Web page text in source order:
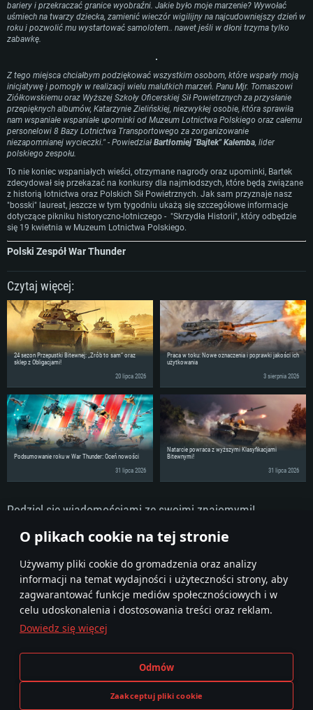
O plikach cookie na tej stronie
Używamy pliki cookie do gromadzenia oraz analizy
informacji na temat wydajności i użyteczności strony, aby
zagwarantować funkcje mediów społecznościowych i w
celu udoskonalenia i dostosowania treści oraz reklam.
Dowiedz się więcej
Odmów
Zaakceptuj pliki cookie
OS: Windows 10 (64 bit)
Procesor: Dual-Core 2.2 GHz
GeForce GTX 660. Minimalna rozdzielczość to 720p
Połączenie sieciowe: Internet szerokopasmowy
Dysk twardy: 22.1 GB (minimalny klient)
Rekomendowane
Procesor: Intel Core i5 lub Ryzen 5 3600
Pamięć: 16 GB
Karta graficzna: Karta obsługująca DirectX 11: Nvidia GeForce 1060 lub
lepsza, Radeon RX 570 lub lepsza
Połączenie sieciowe: Internet szerokopasmowy
OS: Mac OS Big Sur 11.0 lub nowszy
Procesor: Core i5, minimum 2.2GHz (Xeon nie jest wspierany)
Minimalna rozdzielczość to 720p.
Połączenie sieciowe: Internet szerokopasmowy
Dysk twardy: 22.1 GB (minimalny klient)
Rekomendowane
Procesor: Intel Core i7 (Xeon nie jest wspierany)
Pamięć: 8 GB
Karta graficzna: Radeon Vega II lub lepsza
Połączenie sieciowe: Internet szerokopasmowy
Dysk twardy: 62.2 GB (pełny klient)
OS: Ostatnie wydania 64bit Linux
Procesor: Dual-Core 2.4 GHz
miesięcy) / podobna od AMD z nowymi sterownikami (nie starsze niż 6
miesięcy) (minimalna rozdzielczość to 720p) ze wsparciem Vulkan
Połączenie sieciowe: Internet szerokopasmowy
Dysk twardy: 22.1 GB (minimalny klient)
Rekomendowane
OS: Ubuntu 20.04 64bit
Procesor: Intel Core i7
Pamięć: 16 GB
Karta graficzna: NVIDIA 1060 nowymi sterownikami (nie starsze niż 6
miesięcy) / podobna od AMD z nowymi sterownikami (nie starsze niż 6
miesięcy) (minimalna rozdzielczość to 720p) ze wsparciem Vulkan
Połączenie sieciowe: Internet szerokopasmowy
Dysk twardy: 62.2 GB (pełny klient)
bariery i przekraczać granice wyobraźni. Jakie było moje marzenie? Wywołać
uśmiech na twarzy dziecka, zamienić wieczór wigilijny na najcudowniejszy dzień w
roku i pozwolić mu wystartować samolotem.. nawet jeśli w dłoni trzyma tylko
zabawkę.
Z tego miejsca chciałbym podziękować wszystkim osobom, które wsparły moją
inicjatywę i pomogły w realizacji wielu malutkich marzeń. Panu Mjr. Tomaszowi
Ziółkowskiemu oraz Wyższej Szkoły Oficerskiej Sił Powietrznych za przysłanie
przepięknych albumów, Katarzynie Zielińskiej, niezwykłej osobie, która sprawiła
nam wspaniałe wspaniałe upominki od Muzeum Lotnictwa Polskiego oraz całemu
personelowi 8 Bazy Lotnictwa Transportowego za zorganizowanie
niezapomnianej wycieczki." - PowiedziałBartłomiej "Bajtek" Kalemba, lider
polskiego zespołu.
To nie koniec wspaniałych wieści, otrzymane nagrody oraz upominki, Bartek
zdecydował się przekazać na konkursy dla najmłodszych, które będą związane
z historią lotnictwa oraz Polskich Sił Powietrznych. Jak sam przyznaje nasz
"bosski" laureat, jeszcze w tym tygodniu ukażą się szczegółowe informacje
dotyczące pikniku historyczno-lotniczego - "Skrzydła Historii", który odbędzie
się 19 kwietnia w Muzeum Lotnictwa Polskiego.
Polski Zespół War Thunder
Czytaj więcej:
24 sezon Przepustki Bitewnej: „Zrób to sam” oraz
sklep z Obligacjami!
20 lipca 2026
Praca w toku: Nowe oznaczenia i poprawki jakości ich
użytkowania
3 sierpnia 2026
Podsumowanie roku w War Thunder: Oceń nowości
31 lipca 2026
Natarcie powraca z wyższymi Klasyfikacjami
Bitewnymi!
31 lipca 2026
Podziel się wiadomościami ze swoimi znajomymi!
Dyskutuj na Forum
Regulamin
Polityka prywatności
Ustawienia plików cookie